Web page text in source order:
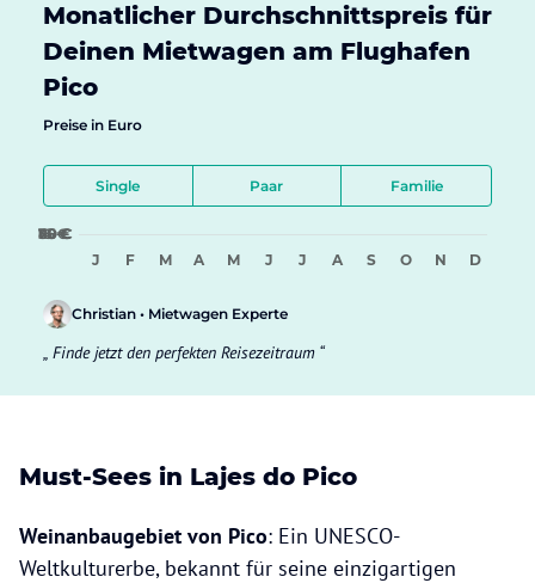
Monatlicher Durchschnittspreis für
Deinen Mietwagen am Flughafen
Pico
Preise in Euro
Single Paar Familie
15 €
30 €
45 €
60 €
75 €
J
F M A M J J A S O N D
Christian • Mietwagen Experte
Finde jetzt den perfekten Reisezeitraum
Must-Sees in Lajes do Pico
Weinanbaugebiet von Pico: Ein UNESCO-
Weltkulturerbe, bekannt für seine einzigartigen